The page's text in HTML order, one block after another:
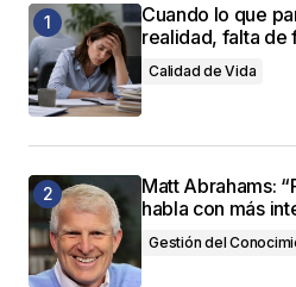
Cuando lo que
realidad, falta de
Calidad de Vida
Matt Abrahams:
habla con más
Gestión del